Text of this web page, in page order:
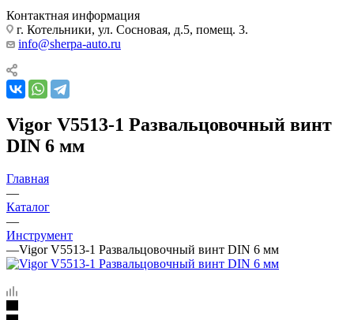
Контактная информация
г. Котельники, ул. Сосновая, д.5, помещ. 3.
info@sherpa-auto.ru
Vigor V5513-1 Развальцовочный винт
DIN 6 мм
Главная
—
Каталог
—
Инструмент
—Vigor V5513-1 Развальцовочный винт DIN 6 мм